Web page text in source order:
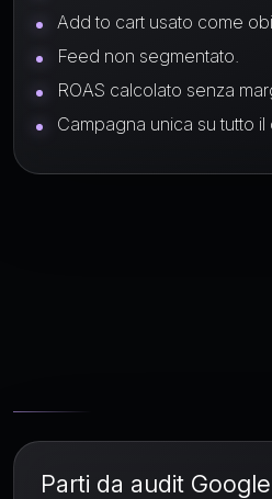
Add to cart usato come
Feed non segmentato.
ROAS calcolato senza
Campagna unica su tutto
Parti da audit